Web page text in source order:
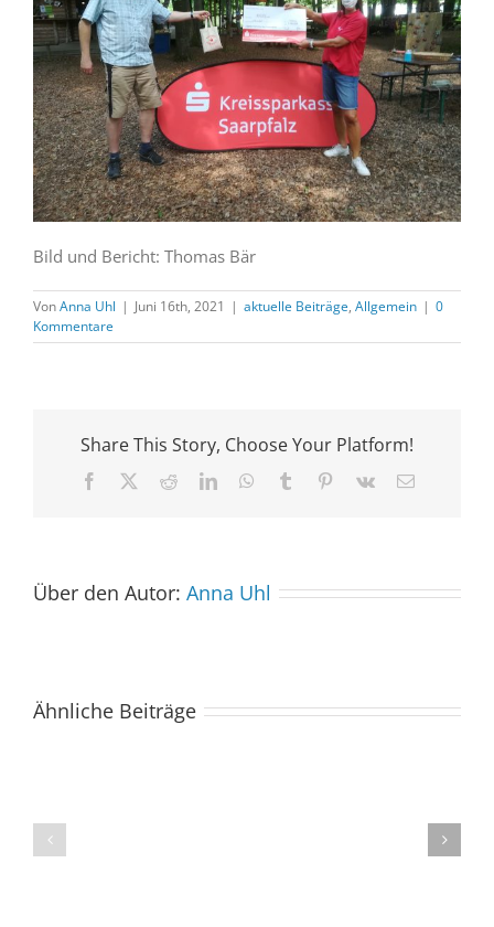
Bild und Bericht: Thomas Bär
VonAnna Uhl | Juni 16th, 2021 | aktuelle Beiträge, Allgemein | 0
Kommentare
Share This Story, Choose Your Platform!
Facebook RedditLinkedInWhatsApp
Tumblr Pinterest
Vk
E-
Über den Autor: Anna Uhl
Ähnliche Beiträge
begeistert
Publikum